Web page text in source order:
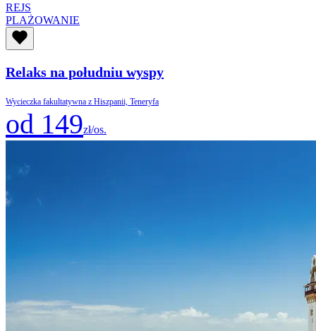
REJS
PLAŻOWANIE
Relaks na południu wyspy
Wycieczka fakultatywna z Hiszpanii, Teneryfa
od 149zł/os.